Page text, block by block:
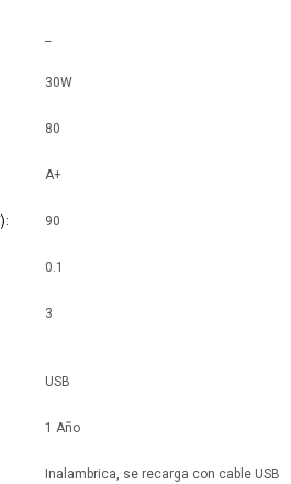
30W
80
A+
90
0.1
3
USB
1 Año
Inalambrica, se recarga con cable USB